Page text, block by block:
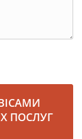
ПОСЛУГ